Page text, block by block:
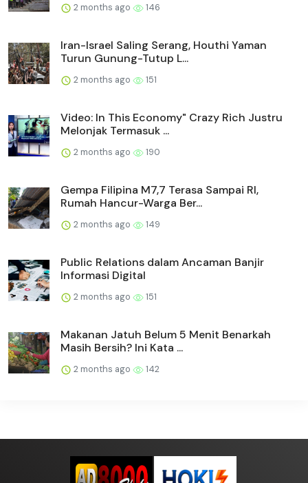
2 months ago 146
Iran-Israel Saling Serang, Houthi Yaman
Turun Gunung-Tutup L...
2 months ago 151
Video: In This Economy" Crazy Rich Justru
Melonjak Termasuk ...
2 months ago 190
Gempa Filipina M7,7 Terasa Sampai RI,
Rumah Hancur-Warga Ber...
2 months ago 149
Public Relations dalam Ancaman Banjir
Informasi Digital
2 months ago 151
Makanan Jatuh Belum 5 Menit Benarkah
Masih Bersih? Ini Kata ...
2 months ago 142